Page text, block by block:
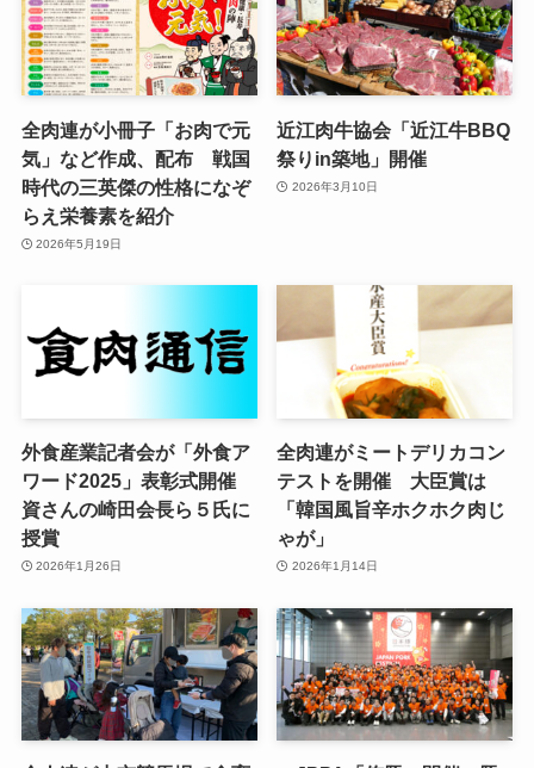
全肉連が小冊子「お肉で元
気」など作成、配布 戦国
時代の三英傑の性格になぞ
らえ栄養素を紹介
2026年5月19日
近江肉牛協会「近江牛BBQ
祭りin築地」開催
2026年3月10日
外食産業記者会が「外食ア
ワード2025」表彰式開催
資さんの崎田会長ら５氏に
授賞
2026年1月26日
全肉連がミートデリカコン
テストを開催 大臣賞は
「韓国風旨辛ホクホク肉じ
ゃが」
2026年1月14日